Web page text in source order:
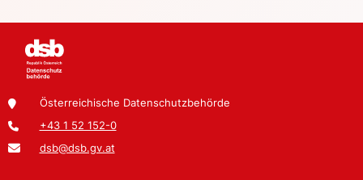
Österreichische Datenschutzbehörde
+43 1 52 152-0
dsb@dsb.gv.at